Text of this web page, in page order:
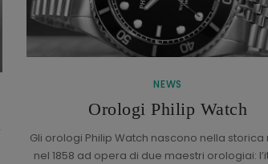
NEWS
Orologi Philip Watch
Gli orologi Philip Watch nascono nella storica
nel 1858 ad opera di due maestri orologiai: